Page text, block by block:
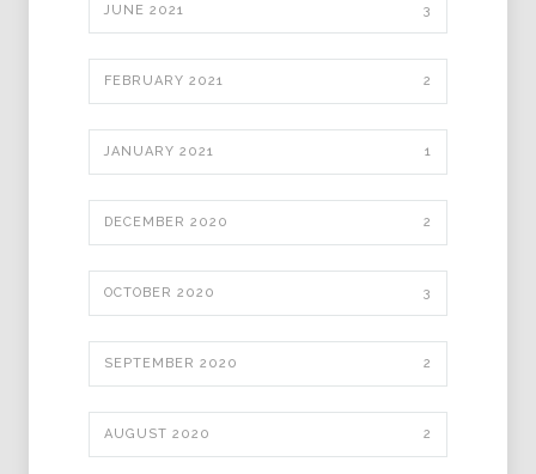
JUNE 2021 3
FEBRUARY 2021 2
JANUARY 2021 1
DECEMBER 2020 2
OCTOBER 2020 3
SEPTEMBER 2020 2
AUGUST 2020 2